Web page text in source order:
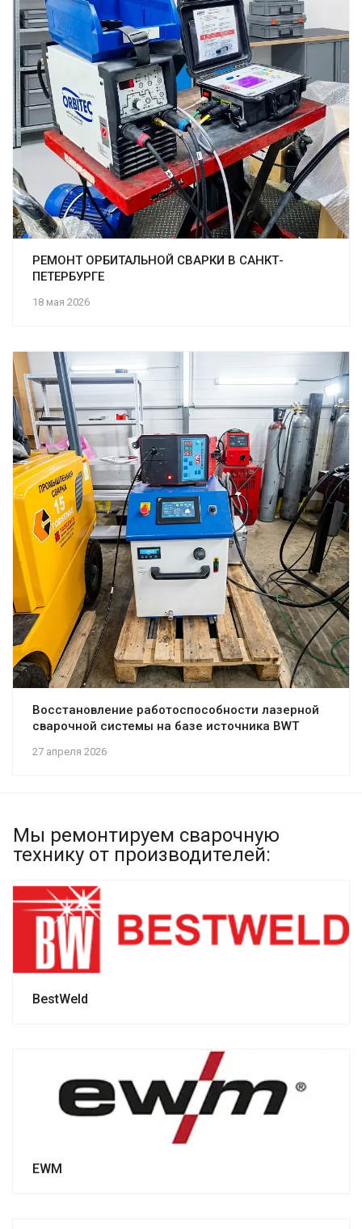
18 мая 2026
РЕМОНТ ОРБИТАЛЬНОЙ СВАРКИ В САНКТ-
ПЕТЕРБУРГЕ
27 апреля 2026
Восстановление работоспособности лазерной
сварочной системы на базе источника BWT
Мы ремонтируем сварочную
технику от производителей:
BestWeld
EWM